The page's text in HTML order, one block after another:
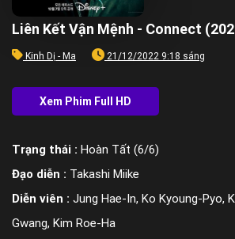
Liên Kết Vận Mệnh - Connect
Kinh Dị - Ma 21/12/2022 9:18 sáng
Trạng thái : Hoàn Tất (6/6)
Đạo diễn : Takashi Miike
Diễn viên : Jung Hae-In, Ko Kyoung-Pyo,
Gwang, Kim Roe-Ha